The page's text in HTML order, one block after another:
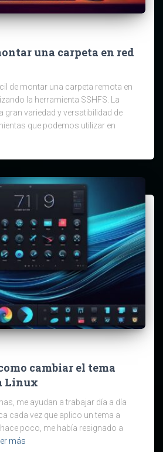
una carpeta en red
de montar una carpeta remota en
la herramienta SSHFS. La
gran variedad y versatibilidad de
que podemos utilizar en
cambiar el tema
Linux
me ayudan a trabajar día a día
cada vez que aplico un tema a
poco, me había resignado a
más